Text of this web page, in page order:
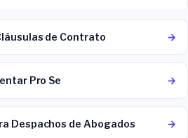
de Contrato →
Pro Se →
Despachos de Abogados →